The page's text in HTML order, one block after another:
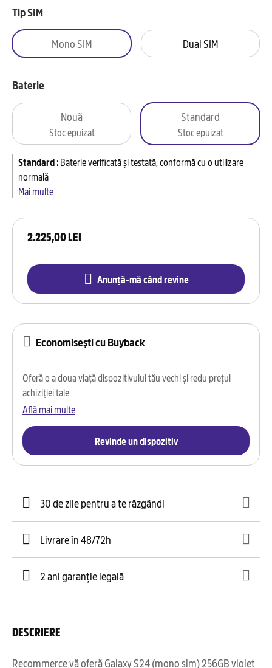
2.225,00 LEI
Anunță-mă când revine
Tip SIM
Mono SIM Dual SIM
Baterie
Nouă
Stoc epuizat
Standard
Stoc epuizat
Standard:Baterie verificată și testată, conformă cu o utilizare
normală
Mai multe
Economisești cu Buyback
Oferă o a doua viață dispozitivului tău vechi și redu prețul
achiziției tale
Află mai multe
Revinde un dispozitiv
30 de zile pentru a te răzgândi
Livrare în 48/72h
2 ani garanție legală
DESCRIERE
Recommerce vă oferă Galaxy S24 (mono sim) 256GB violet